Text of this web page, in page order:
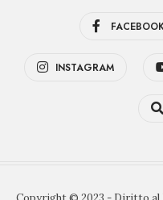
INSTAGRAM